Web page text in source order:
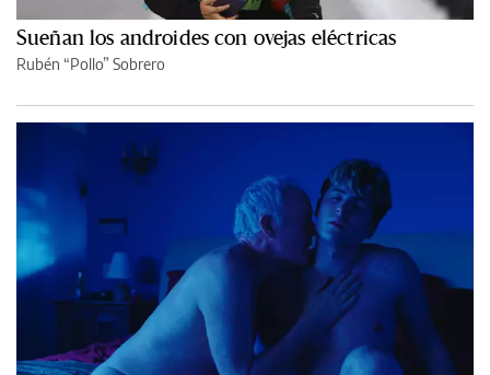
Sueñan los androides con ovejas eléctricas
Rubén “Pollo” Sobrero